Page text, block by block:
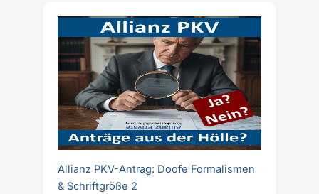
Allianz PKV-Antrag: Doofe Formalismen
& Schriftgröße 2